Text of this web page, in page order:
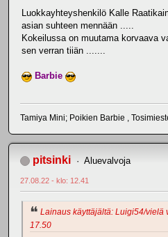
Luokkayhteyshenkilö Kalle
asian suhteen mennään .....
Kokeilussa on muutama korvaava
sen verran tiiän .......
Barbie
Tamiya Mini; Poikien Barbie ,
pitsinki Aluevalvoja
27.08.22 - klo: 12.41
Lainaus käyttäjältä: Luigi54/vielä
17.50